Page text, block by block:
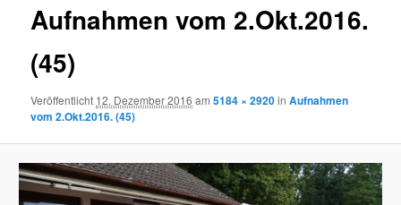
Aufnahmen vom 2.Okt.2016.
(45)
Veröffentlicht 12. Dezember 2016 am5184 × 2920inAufnahmen
vom 2.Okt.2016. (45)